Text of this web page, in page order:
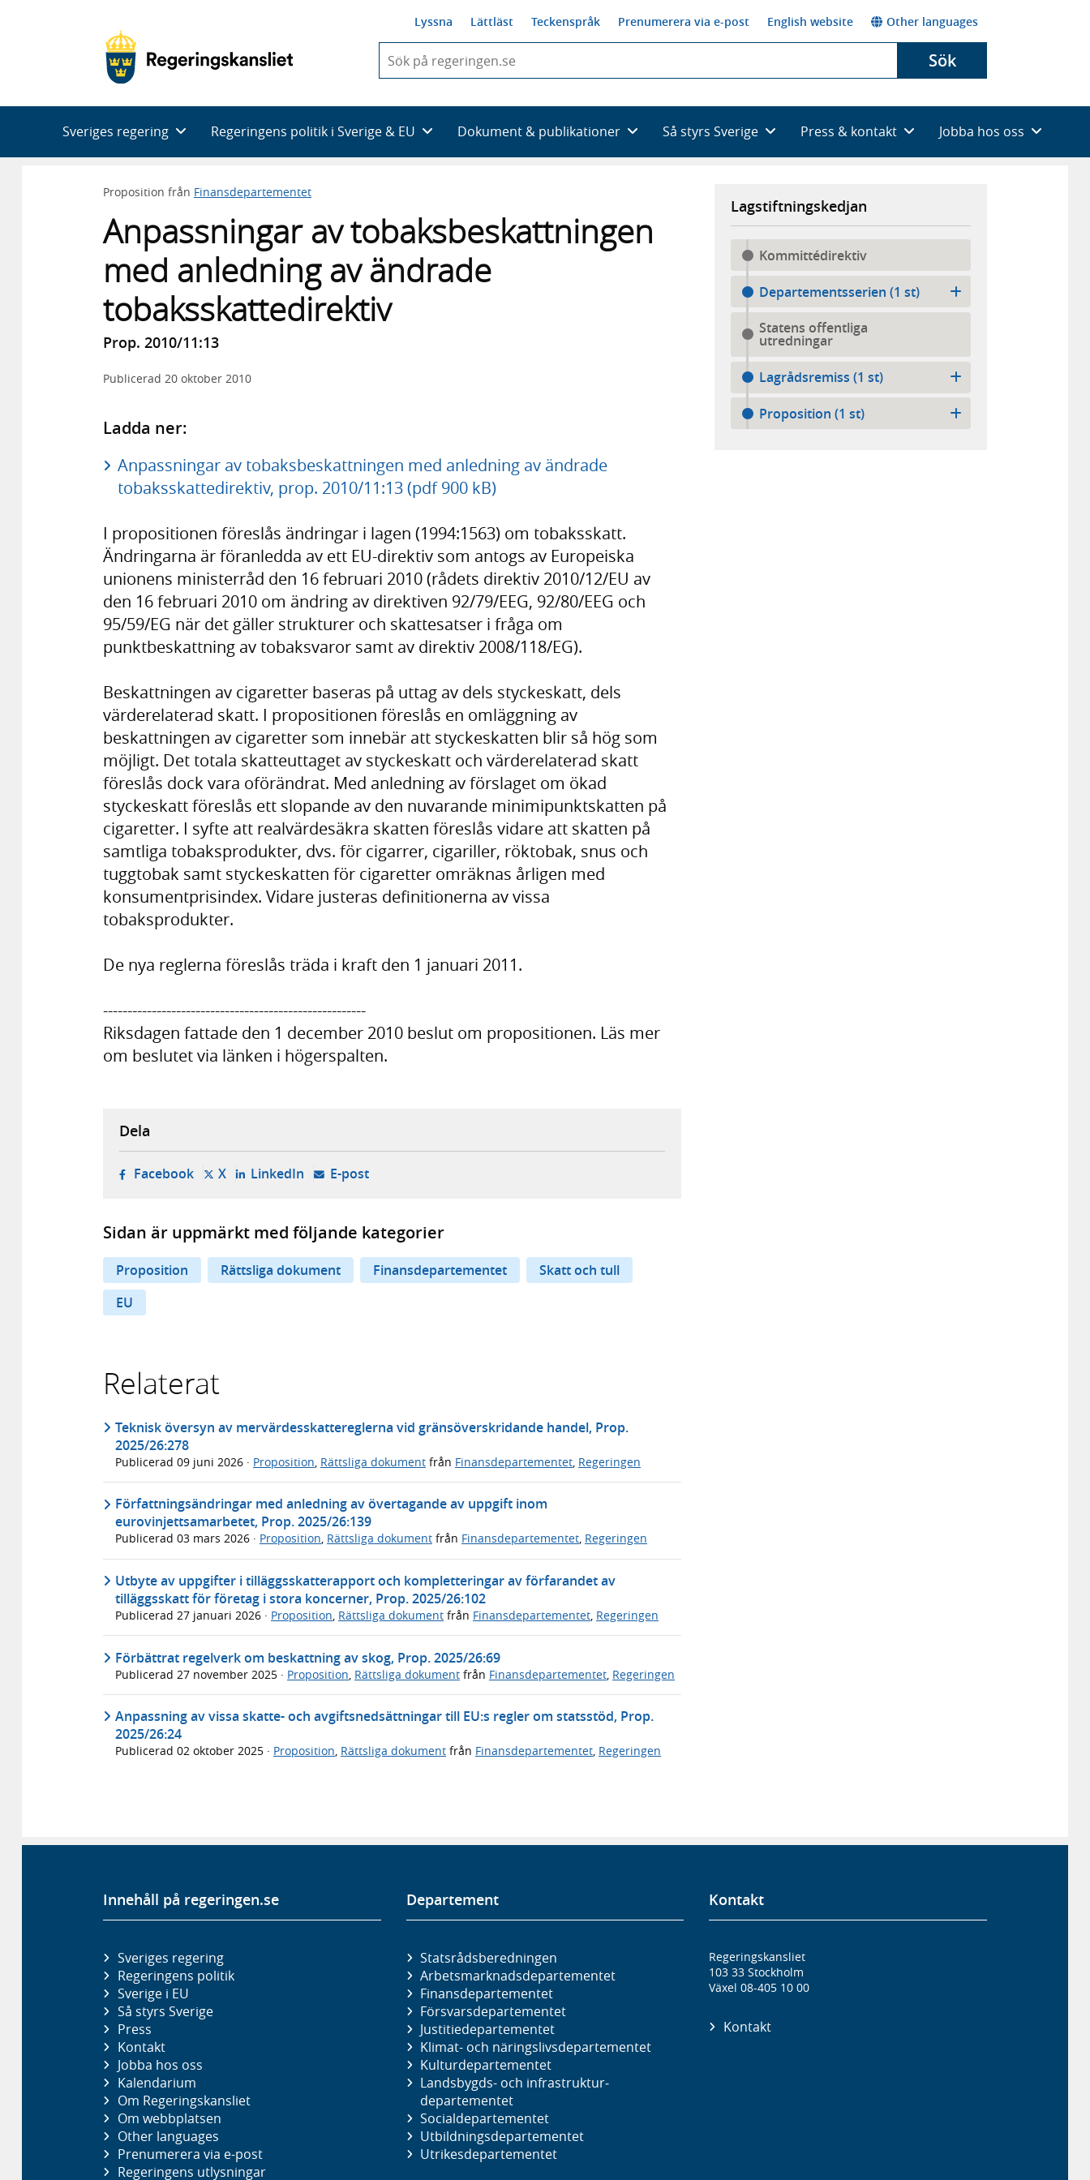
Lyssna Lättläst Teckenspråk Prenumerera via e-post English website Other languages
du
skriva
framträder
en
Sök
Sveriges regering Regeringens politik i Sverige & EU Dokument & publikationer Så styrs Sverige Press & kontakt Jobba hos oss
Proposition från Finansdepartementet
Anpassningar av tobaksbeskattningen
med anledning av ändrade
tobaksskattedirektiv
Prop. 2010/11:13
Publicerad 20 oktober 2010
Ladda ner:
Anpassningar av tobaksbeskattningen med anledning av ändrade
tobaksskattedirektiv, prop. 2010/11:13 (pdf 900 kB)
I propositionen föreslås ändringar i lagen (1994:1563) om tobaksskatt.
Ändringarna är föranledda av ett EU-direktiv som antogs av Europeiska
unionens ministerråd den 16 februari 2010 (rådets direktiv 2010/12/EU av
den 16 februari 2010 om ändring av direktiven 92/79/EEG, 92/80/EEG och
95/59/EG när det gäller strukturer och skattesatser i fråga om
punktbeskattning av tobaksvaror samt av direktiv 2008/118/EG).
Beskattningen av cigaretter baseras på uttag av dels styckeskatt, dels
värderelaterad skatt. I propositionen föreslås en omläggning av
beskattningen av cigaretter som innebär att styckeskatten blir så hög som
möjligt. Det totala skatteuttaget av styckeskatt och värderelaterad skatt
föreslås dock vara oförändrat. Med anledning av förslaget om ökad
styckeskatt föreslås ett slopande av den nuvarande minimipunktskatten på
cigaretter. I syfte att realvärdesäkra skatten föreslås vidare att skatten på
samtliga tobaksprodukter, dvs. för cigarrer, cigariller, röktobak, snus och
tuggtobak samt styckeskatten för cigaretter omräknas årligen med
konsumentprisindex. Vidare justeras definitionerna av vissa
tobaksprodukter.
De nya reglerna föreslås träda i kraft den 1 januari 2011.
------------------------------------------------------
Riksdagen fattade den 1 december 2010 beslut om propositionen. Läs mer
om beslutet via länken i högerspalten.
Lagstiftningskedjan
Kommittédirektiv
Departementsserien (1 st)
Statens offentliga
utredningar
Lagrådsremiss (1 st)
Proposition (1 st)
Dela
Facebook- öppnas i ny flik, extern webbplats,
X- öppnas i ny flik, extern webbplats,
LinkedIn- öppnas i ny flik, extern webbplats,
E-post- öppnar din e-postklient,
Sidan är uppmärkt med följande kategorier
Proposition Rättsliga dokument Finansdepartementet
Skatt och tull
EU
Relaterat
Teknisk översyn av mervärdesskattereglerna vid gränsöverskridande handel, Prop.
2025/26:278
Publicerad 09 juni 2026 · Proposition Rättsliga dokument från Finansdepartementet Regeringen
Författningsändringar med anledning av övertagande av uppgift inom
eurovinjettsamarbetet, Prop. 2025/26:139
Publicerad 03 mars 2026 · Proposition, Rättsliga dokument från Finansdepartementet, Regeringen
Utbyte av uppgifter i tilläggsskatterapport och kompletteringar av förfarandet av
tilläggsskatt för företag i stora koncerner, Prop. 2025/26:102
Publicerad 27 januari 2026 · Proposition, Rättsliga dokument från Finansdepartementet, Regeringen
Förbättrat regelverk om beskattning av skog, Prop. 2025/26:69
Publicerad 27 november 2025 · Proposition Rättsliga dokument från Finansdepartementet Regeringen
Anpassning av vissa skatte- och avgiftsnedsättningar till EU:s regler om statsstöd, Prop.
2025/26:24
Publicerad 02 oktober 2025 · Proposition, Rättsliga dokument från Finansdepartementet, Regeringen
Innehåll på regeringen.se
Sveriges regering
Regeringens politik
Sverige i EU
Så styrs Sverige
Press
Kontakt
Jobba hos oss
Kalendarium
Om Regeringskansliet
Om webbplatsen
Other languages
Prenumerera via e-post
Regeringens utlysningar
Departement
Statsrådsberedningen
Arbetsmarknads­departementet
Finans­departementet
Försvars­departementet
Justitie­departementet
Klimat- och näringslivs­departementet
Kultur­departementet
Landsbygds- och infrastruktur­
departementet
Social­departementet
Utbildnings­departementet
Utrikes­departementet
Kontakt
Regeringskansliet
103 33 Stockholm
Växel 08-405 10 00
Kontakt